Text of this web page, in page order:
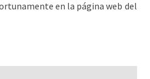
en la página web del